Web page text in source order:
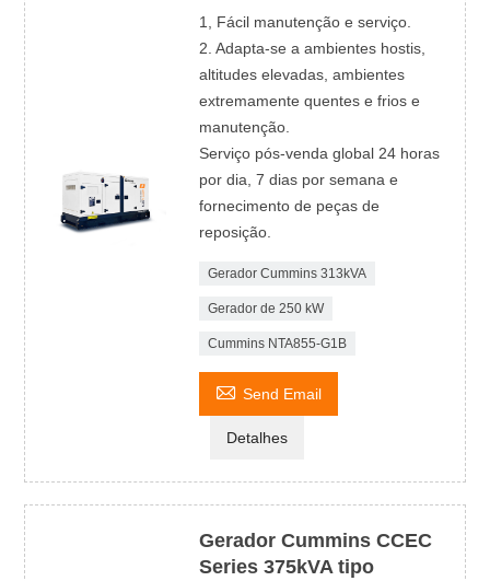
1, Fácil manutenção e serviço.
2. Adapta-se a ambientes hostis,
altitudes elevadas, ambientes
extremamente quentes e frios e
manutenção.
Serviço pós-venda global 24 horas
por dia, 7 dias por semana e
fornecimento de peças de
reposição.
Gerador Cummins 313kVA
Gerador de 250 kW
Cummins NTA855-G1B
 Send Email
Detalhes
Gerador Cummins CCEC
Series 375kVA tipo